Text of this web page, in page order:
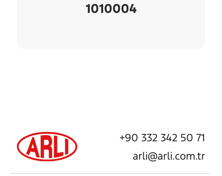
1010004
+90 332 342 50 71
arli@arli.com.tr